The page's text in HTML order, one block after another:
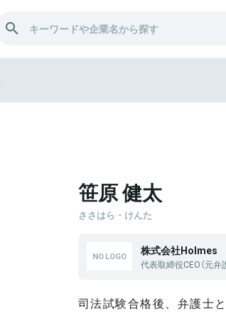
笹原 健太
ささはら・けんた
株式会社Holmes
代表取締役CEO（元弁
司法試験合格後、弁護士